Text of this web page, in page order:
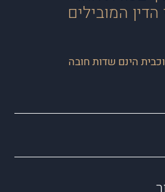
המובילים
הינם שדות חובה